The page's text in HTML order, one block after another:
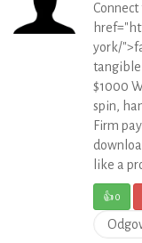
york/
tangible
$1000
spin,
Firm
like a
👍0